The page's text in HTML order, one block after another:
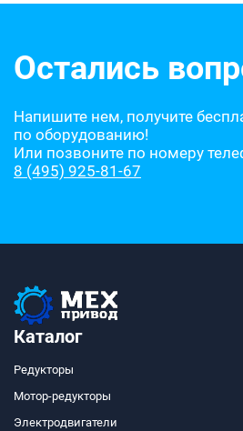
Остались
Напишите нем, получите
по оборудованию!
Или позвоните по номеру
8 (495) 925-81-67
Каталог
Редукторы
Мотор-редукторы
Электродвигатели